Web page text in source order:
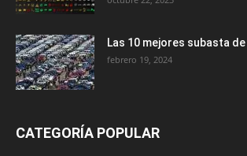
Las 10 mejores subasta
febrero 19, 2024
CATEGORÍA POPULAR